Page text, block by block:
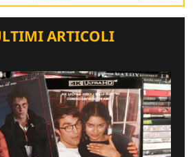
ARTICOLI